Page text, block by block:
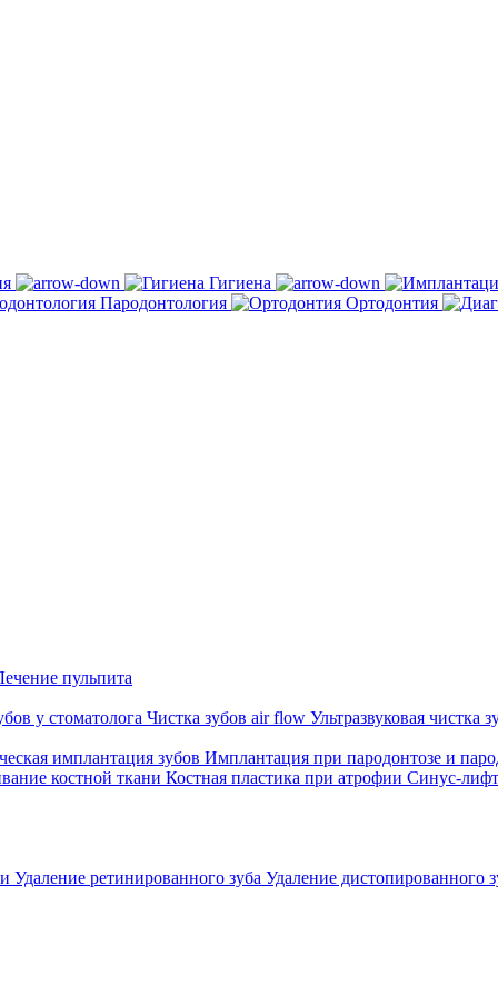
Гигиена
Пародонтология Ортодонтия
пульпита
у стоматолога Чистка зубов air flow Ультразвуковая чистка
имплантация зубов Имплантация при пародонтозе и
костной ткани Костная пластика при атрофии Синус-
Удаление ретинированного зуба Удаление дистопированного